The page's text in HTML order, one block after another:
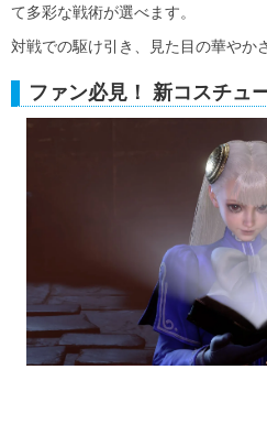
て多彩な戦術が選べます。
対戦での駆け引き、見た目の華やか
ファン必見！ 新コスチュ